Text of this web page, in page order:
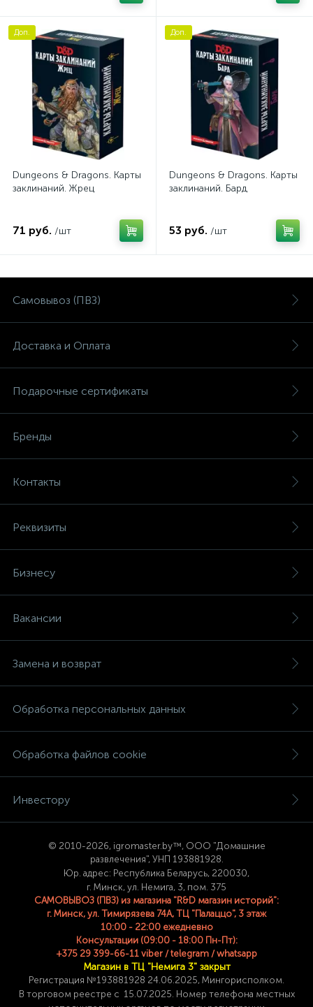
Доп.
Dungeons & Dragons. Карты
заклинаний. Жрец
71 руб. /шт
Доп.
Dungeons & Dragons. Карты
заклинаний. Бард
53 руб. /шт
Самовывоз (ПВЗ)
Доставка и Оплата
Подарочные сертификаты
Бренды
Контакты
Реквизиты
Бизнесу
Вакансии
Замена и возврат
Обработка персональных данных
Обработка файлов cookie
Инвестору
© 2010-2026, igromaster.by™, ООО "Домашние
развлечения", УНП 193881928.
Юр. адрес: Республика Беларусь, 220030,
г. Минск, ул. Немига, 3, пом. 375
САМОВЫВОЗ (ПВЗ) из магазина "R&D магазин историй":
г. Минск, ул. Тимирязева 74A, ТЦ "Палаццо", 3 этаж
10:00 - 22:00 ежедневно
Консультации (09:00 - 18:00 Пн-Пт):
+375 29 399-66-11 viber / telegram / whatsapp
Магазин в ТЦ "Немига 3" закрыт
Регистрация №193881928 24.06.2025, Мингорисполком.
В торговом реестре с 15.07.2025. Номер телефона местных